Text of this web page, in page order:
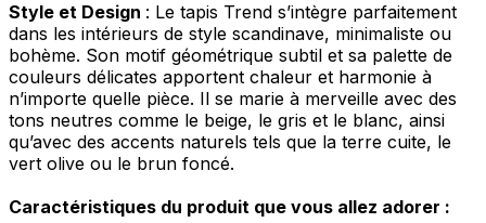
Style et Design : Le tapis Trend s’intègre parfaitement
dans les intérieurs de style scandinave, minimaliste ou
bohème. Son motif géométrique subtil et sa palette de
couleurs délicates apportent chaleur et harmonie à
n’importe quelle pièce. Il se marie à merveille avec des
tons neutres comme le beige, le gris et le blanc, ainsi
qu’avec des accents naturels tels que la terre cuite, le
vert olive ou le brun foncé.
Caractéristiques du produit que vous allez adorer :